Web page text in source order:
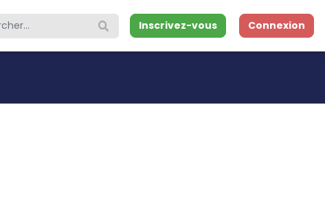
Inscrivez-vous Connexion